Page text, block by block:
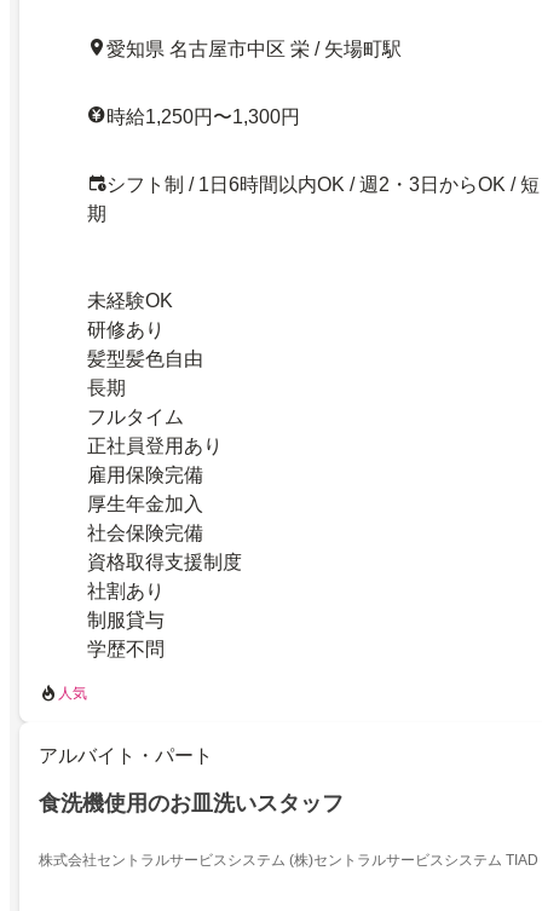
愛知県 名古屋市中区 栄 / 矢場町駅
時給1,250円〜1,300円
シフト制 / 1日6時間以内OK / 週2・3日からOK / 短
期
未経験OK
研修あり
髪型髪色自由
長期
フルタイム
正社員登用あり
雇用保険完備
厚生年金加入
社会保険完備
資格取得支援制度
社割あり
制服貸与
学歴不問
人気
アルバイト・パート
食洗機使用のお皿洗いスタッフ
株式会社セントラルサービスシステム (株)セントラルサービスシステム